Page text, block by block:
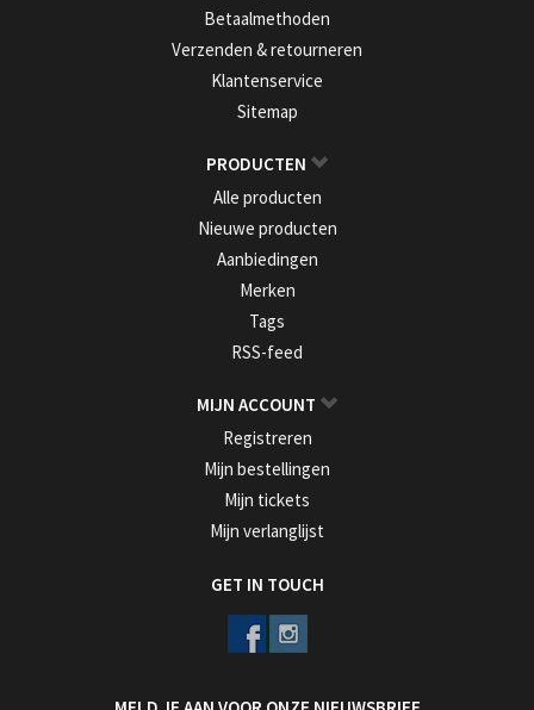
Betaalmethoden
Verzenden & retourneren
Klantenservice
Sitemap
PRODUCTEN
Alle producten
Nieuwe producten
Aanbiedingen
Merken
Tags
RSS-feed
MIJN ACCOUNT
Registreren
Mijn bestellingen
Mijn tickets
Mijn verlanglijst
GET IN TOUCH